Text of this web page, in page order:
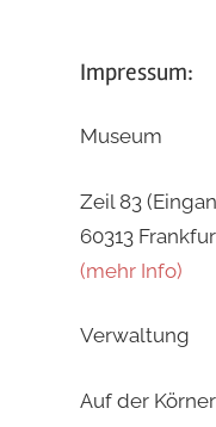
Impressum:
Museum
Zeil 83
60313
(mehr Info)
Verwaltung
Auf der